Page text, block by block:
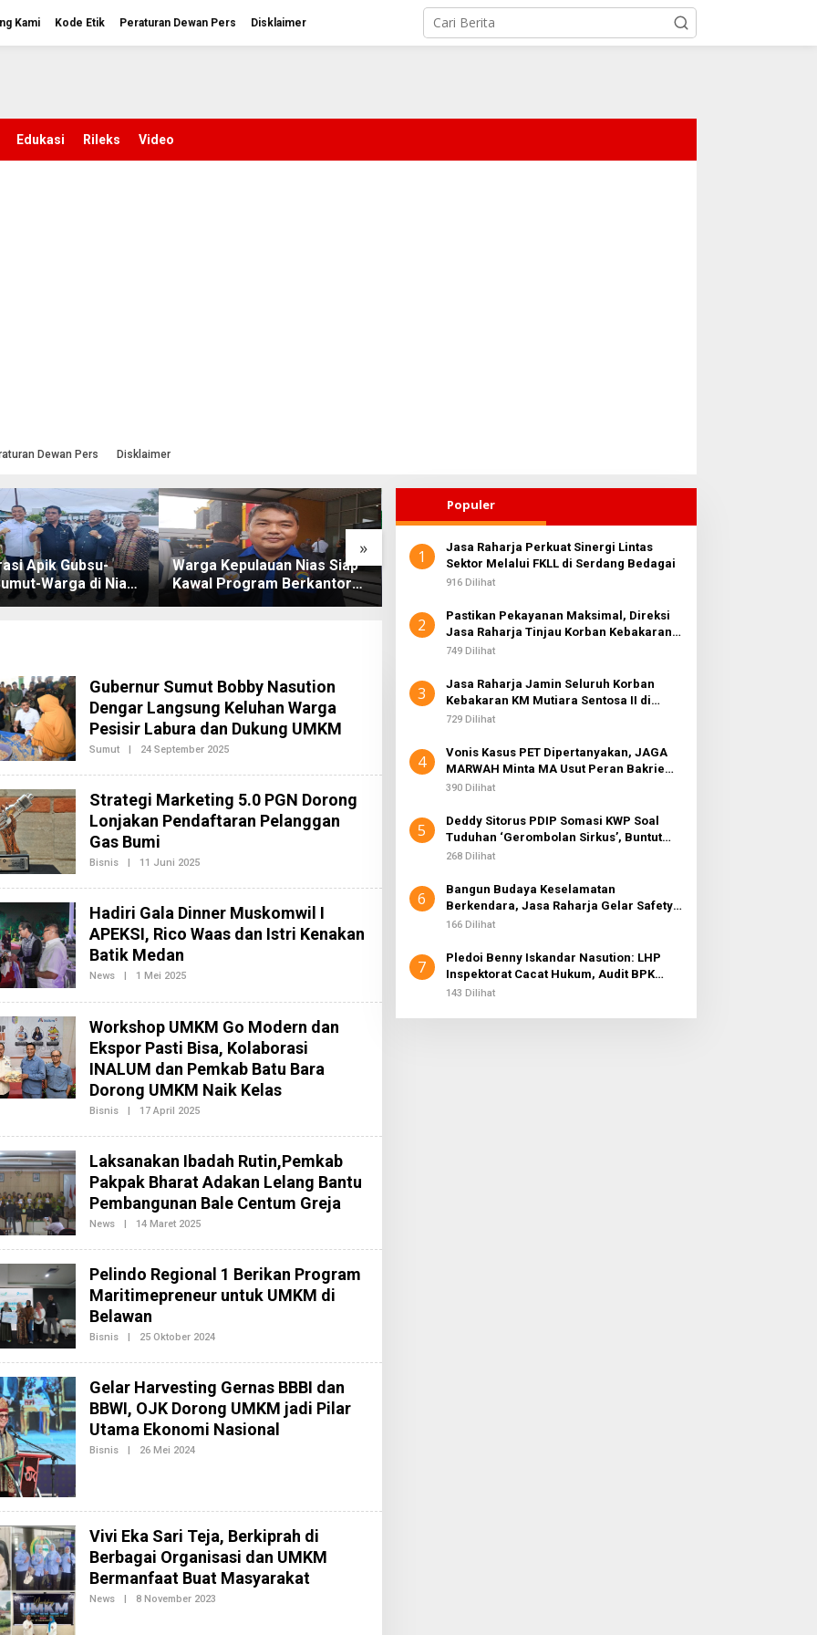
Kami Kode Etik Peraturan Dewan Pers Disklaimer
Edukasi Rileks Video
Dewan Pers Disklaimer
»
Apik Gubsu-
Warga di Nias
Rusak Puluhan
Warga Kepulauan Nias Siap
Kawal Program Berkantor
Gubsu Bobby Nasution
Lahirkan Generasi Bebas
Stunting, Wali Kota
Optimalisasi SP3 Catin
Di Balik Laba Bersih Rp10,4
Telkomsel Nugroho Terkait
Dugaan Kasus Notifikasi
Gubernur Sumut Bobby Nasution
Dengar Langsung Keluhan Warga
Pesisir Labura dan Dukung UMKM
Sumut | 24 September 2025O
E
R
E
D
2
Strategi Marketing 5.0 PGN Dorong
Lonjakan Pendaftaran Pelanggan
Gas Bumi
Bisnis 11 Juni 2025O
E
R
E
D
2
Hadiri Gala Dinner Muskomwil I
APEKSI, Rico Waas dan Istri Kenakan
Batik Medan
News 1 Mei 2025O
E
R
E
D
A
K
S
2
Workshop UMKM Go Modern dan
Ekspor Pasti Bisa, Kolaborasi
INALUM dan Pemkab Batu Bara
Dorong UMKM Naik Kelas
Bisnis | 17 April 2025O
E
R
D
A
K
S
2
Laksanakan Ibadah Rutin,Pemkab
Pakpak Bharat Adakan Lelang Bantu
Pembangunan Bale Centum Greja
News | 14 Maret 2025O
E
R
D
S
2
Pelindo Regional 1 Berikan Program
Maritimepreneur untuk UMKM di
Belawan
Bisnis | 25 Oktober 2024O
E
R
D
A
K
Gelar Harvesting Gernas BBBI dan
BBWI, OJK Dorong UMKM jadi Pilar
Utama Ekonomi Nasional
Bisnis 26 Mei 2024O
E
A
K
S
I
Vivi Eka Sari Teja, Berkiprah di
Berbagai Organisasi dan UMKM
Bermanfaat Buat Masyarakat
News 8 November 2023
Populer
1
Jasa Raharja Perkuat Sinergi Lintas
Sektor Melalui FKLL di Serdang Bedagai
916 Dilihat
2
Pastikan Pekayanan Maksimal, Direksi
Jasa Raharja Tinjau Korban Kebakaran
KM Mutiara Sentosa II
749 Dilihat
3
Jasa Raharja Jamin Seluruh Korban
Kebakaran KM Mutiara Sentosa II di
Perairan Sumenep
729 Dilihat
4
Vonis Kasus PET Dipertanyakan, JAGA
MARWAH Minta MA Usut Peran Bakrie
Group
390 Dilihat
5
Deddy Sitorus PDIP Somasi KWP Soal
Tuduhan ‘Gerombolan Sirkus’, Buntut
Rapat Komisi II Dipimpin Sufmi Dasco
268 Dilihat
6
Bangun Budaya Keselamatan
Berkendara, Jasa Raharja Gelar Safety
Campaign di PT Pasifik Medan Industri
166 Dilihat
7
Pledoi Benny Iskandar Nasution: LHP
Inspektorat Cacat Hukum, Audit BPK
Nihil Temuan
143 Dilihat